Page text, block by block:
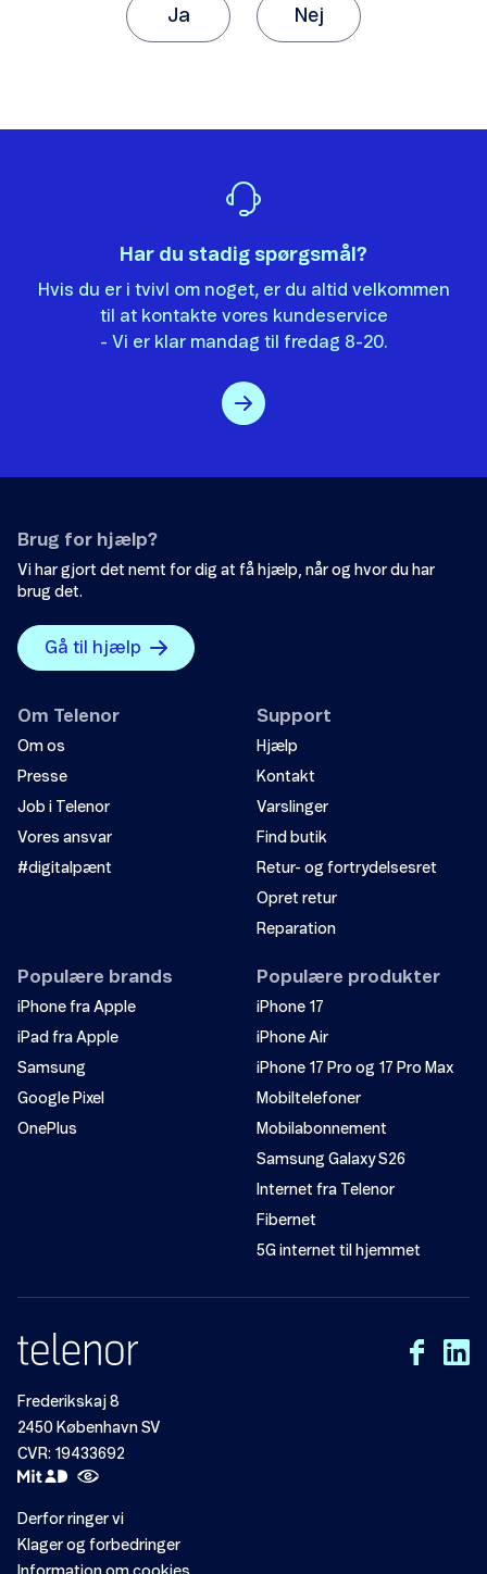
Ja Nej
Der er ikke nok eksempler.
Informationen er svær at forstå.
Oplysningerne løser ikke mit problem.
Andet
Har du stadig spørgsmål?
Hvis du er i tvivl om noget, er du altid velkommen
til at kontakte vores kundeservice
- Vi er klar mandag til fredag 8-20.
Brug for hjælp?
Vi har gjort det nemt for dig at få hjælp, når og hvor du har
brug det.
Gå til hjælp
Om Telenor
Om os
Presse
Job i Telenor
Vores ansvar
#digitalpænt
Support
Hjælp
Kontakt
Varslinger
Find butik
Retur- og fortrydelsesret
Opret retur
Reparation
Populære brands
iPhone fra Apple
iPad fra Apple
Samsung
Google Pixel
OnePlus
Populære produkter
iPhone 17
iPhone Air
iPhone 17 Pro og 17 Pro Max
Mobiltelefoner
Mobilabonnement
Samsung Galaxy S26
Internet fra Telenor
Fibernet
5G internet til hjemmet
Frederikskaj 8
2450 København SV
CVR: 19433692
Derfor ringer vi
Klager og forbedringer